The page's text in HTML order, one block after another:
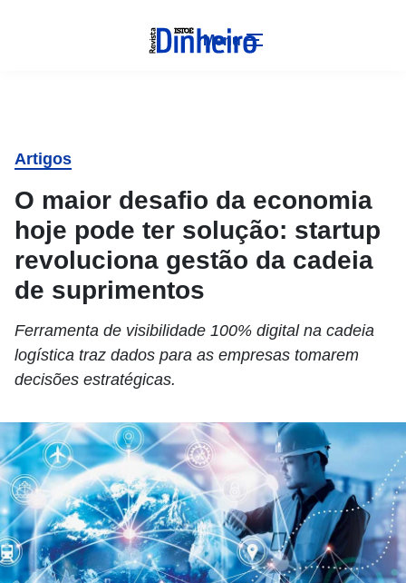
Menu
Artigos
O maior desafio da economia
hoje pode ter solução: startup
revoluciona gestão da cadeia
de suprimentos
Ferramenta de visibilidade 100% digital na cadeia
logística traz dados para as empresas tomarem
decisões estratégicas.